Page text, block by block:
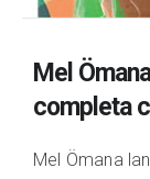
Mel
completa
Mel Ömana